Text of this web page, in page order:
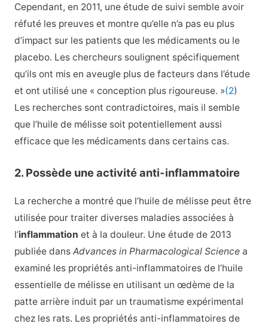
Cependant, en 2011, une étude de suivi semble avoir
réfuté les preuves et montre qu’elle n’a pas eu plus
d’impact sur les patients que les médicaments ou le
placebo. Les chercheurs soulignent spécifiquement
qu’ils ont mis en aveugle plus de facteurs dans l’étude
et ont utilisé une « conception plus rigoureuse. »(2)
Les recherches sont contradictoires, mais il semble
que l’huile de mélisse soit potentiellement aussi
efficace que les médicaments dans certains cas.
2. Possède une activité anti-inflammatoire
La recherche a montré que l’huile de mélisse peut être
utilisée pour traiter diverses maladies associées à
l’inflammation et à la douleur. Une étude de 2013
publiée dans Advances in Pharmacological Sciencea
examiné les propriétés anti-inflammatoires de l’huile
essentielle de mélisse en utilisant un œdème de la
patte arrière induit par un traumatisme expérimental
chez les rats. Les propriétés anti-inflammatoires de